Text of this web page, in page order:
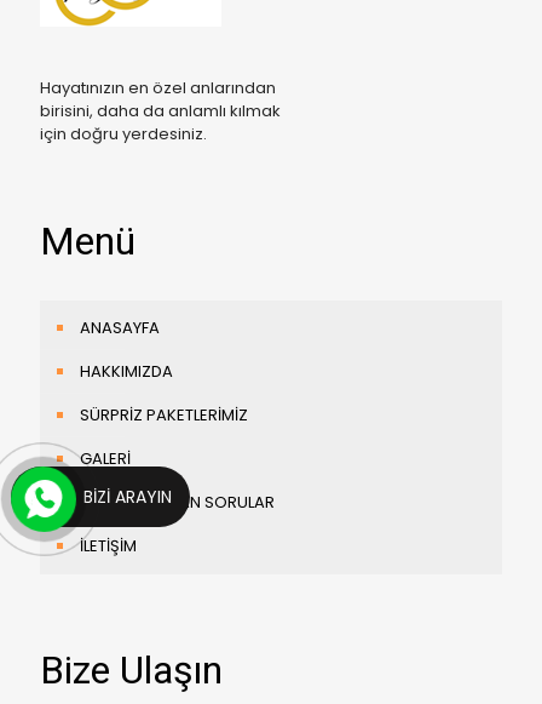
Hayatınızın en özel anlarından
birisini, daha da anlamlı kılmak
için doğru yerdesiniz.
Menü
ANASAYFA
HAKKIMIZDA
SÜRPRİZ PAKETLERİMİZ
GALERİ
SIKÇA SORULAN SORULAR
İLETİŞİM
Bize Ulaşın
BIZI ARAYIN